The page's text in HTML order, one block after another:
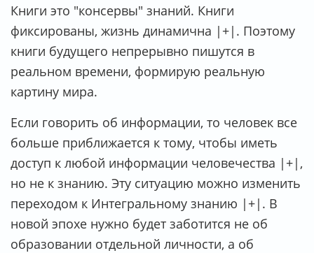
Книги это "консервы" знаний. Книги
фиксированы, жизнь динамична |+|. Поэтому
книги будущего непрерывно пишутся в
реальном времени, формирую реальную
картину мира.
Если говорить об информации, то человек все
больше приближается к тому, чтобы иметь
доступ к любой информации человечества |+|,
но не к знанию. Эту ситуацию можно изменить
переходом к Интегральному знанию |+|. В
новой эпохе нужно будет заботится не об
образовании отдельной личности, а об